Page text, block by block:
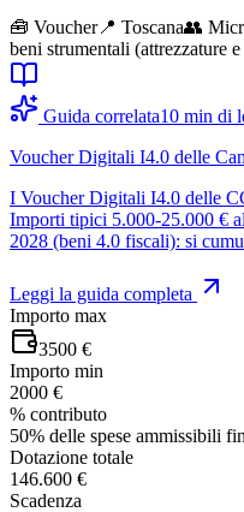
🧰 Voucher📍 Toscana👥
beni strumentali (attrezzature
Guida correlata10 min di
Voucher Digitali I4.0 delle
I Voucher Digitali I4.0 delle
Importi tipici 5.000-25.000 €
2028 (beni 4.0 fiscali): si
Leggi la guida completa
Importo max
3500 €
Importo min
2000 €
% contributo
50% delle spese ammissibili
Dotazione totale
146.600 €
Scadenza